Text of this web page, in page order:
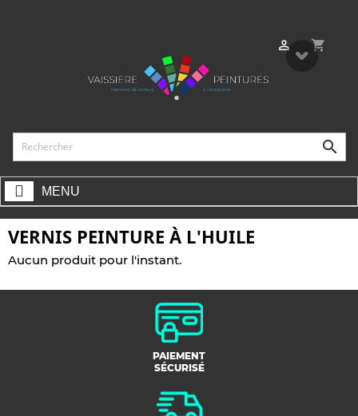
shopping_cart


MENU
VERNIS PEINTURE À L'HUILE
Aucun produit pour l'instant.
PAIEMENT
SÉCURISÉ